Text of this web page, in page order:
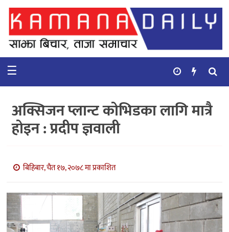
गृहपृष्ठ
समाचार
कुटनिती
कुराकानी
बाणिज्य
भिडियो
सिफारिस
☰
अक्सिजन प्लान्ट कोभिडका लागि मात्रै
होइन : प्रदीप ज्ञवाली
बिहिबार, चैत १७, २०७८ मा प्रकाशित